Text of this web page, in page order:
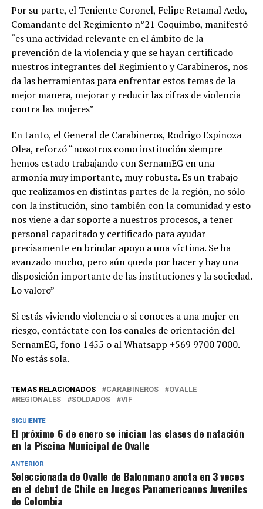
Por su parte, el Teniente Coronel, Felipe Retamal Aedo,
Comandante del Regimiento n°21 Coquimbo, manifestó
“es una actividad relevante en el ámbito de la
prevención de la violencia y que se hayan certificado
nuestros integrantes del Regimiento y Carabineros, nos
da las herramientas para enfrentar estos temas de la
mejor manera, mejorar y reducir las cifras de violencia
contra las mujeres”
En tanto, el General de Carabineros, Rodrigo Espinoza
Olea, reforzó “nosotros como institución siempre
hemos estado trabajando con SernamEG en una
armonía muy importante, muy robusta. Es un trabajo
que realizamos en distintas partes de la región, no sólo
con la institución, sino también con la comunidad y esto
nos viene a dar soporte a nuestros procesos, a tener
personal capacitado y certificado para ayudar
precisamente en brindar apoyo a una víctima. Se ha
avanzado mucho, pero aún queda por hacer y hay una
disposición importante de las instituciones y la sociedad.
Lo valoro”
Si estás viviendo violencia o si conoces a una mujer en
riesgo, contáctate con los canales de orientación del
SernamEG, fono 1455 o al Whatsapp +569 9700 7000.
No estás sola.
TEMAS RELACIONADOS CARABINEROS
OVALLE
REGIONALES
SOLDADOS VIF
SIGUIENTE
El próximo 6 de enero se inician las clases de natación
en la Piscina Municipal de Ovalle
ANTERIOR
Seleccionada de Ovalle de Balonmano anota en 3 veces
en el debut de Chile en Juegos Panamericanos Juveniles
de Colombia